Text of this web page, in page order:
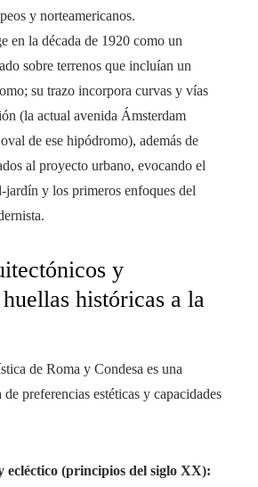
y norteamericanos.
en la década de 1920 como un
sobre terrenos que incluían un
su trazo incorpora curvas y vías
(la actual avenida Ámsterdam
de ese hipódromo), además de
al proyecto urbano, evocando el
jardín y los primeros enfoques del
y
históricas a la
de Roma y Condesa es una
preferencias estéticas y capacidades
ecléctico (principios del siglo XX):